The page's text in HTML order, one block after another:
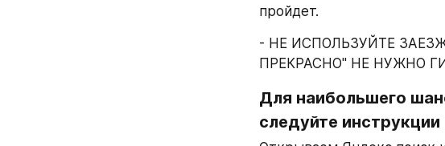
пройдет.
- НЕ ИСПОЛЬЗУЙТЕ
ПРЕКРАСНО" НЕ НУЖНО
Для наибольшего
следуйте